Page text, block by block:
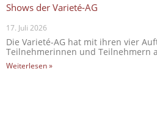
Shows der Varieté-AG
17. Juli 2026
Die Varieté-AG hat mit ihren vier
Teilnehmerinnen und Teilnehmern
Weiterlesen »